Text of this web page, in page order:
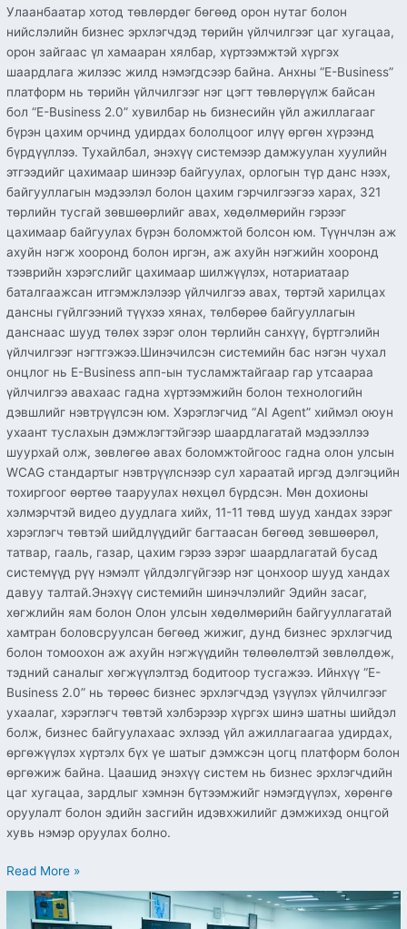
Улаанбаатар хотод төвлөрдөг бөгөөд орон нутаг болон
нийслэлийн бизнес эрхлэгчдэд төрийн үйлчилгээг цаг хугацаа,
орон зайгаас үл хамааран хялбар, хүртээмжтэй хүргэх
шаардлага жилээс жилд нэмэгдсээр байна.​ Анхны “E-Business”
платформ нь төрийн үйлчилгээг нэг цэгт төвлөрүүлж байсан
бол “E-Business 2.0” хувилбар нь бизнесийн үйл ажиллагааг
бүрэн цахим орчинд удирдах бололцоог илүү өргөн хүрээнд
бүрдүүллээ. Тухайлбал, энэхүү системээр дамжуулан хуулийн
этгээдийг цахимаар шинээр байгуулах, орлогын түр данс нээх,
байгууллагын мэдээлэл болон цахим гэрчилгээгээ харах, 321
төрлийн тусгай зөвшөөрлийг авах, хөдөлмөрийн гэрээг
цахимаар байгуулах бүрэн боломжтой болсон юм. Түүнчлэн аж
ахуйн нэгж хооронд болон иргэн, аж ахуйн нэгжийн хооронд
тээврийн хэрэгслийг цахимаар шилжүүлэх, нотариатаар
баталгаажсан итгэмжлэлээр үйлчилгээ авах, төртэй харилцах
дансны гүйлгээний түүхээ хянах, төлбөрөө байгууллагын
данснаас шууд төлөх зэрэг олон төрлийн санхүү, бүртгэлийн
үйлчилгээг нэгтгэжээ.​Шинэчилсэн системийн бас нэгэн чухал
онцлог нь E-Business апп-ын тусламжтайгаар гар утсаараа
үйлчилгээ авахаас гадна хүртээмжийн болон технологийн
дэвшлийг нэвтрүүлсэн юм. Хэрэглэгчид “AI Agent” хиймэл оюун
ухаант туслахын дэмжлэгтэйгээр шаардлагатай мэдээллээ
шуурхай олж, зөвлөгөө авах боломжтойгоос гадна олон улсын
WCAG стандартыг нэвтрүүлснээр сул хараатай иргэд дэлгэцийн
тохиргоог өөртөө тааруулах нөхцөл бүрдсэн. Мөн дохионы
хэлмэрчтэй видео дуудлага хийх, 11-11 төвд шууд хандах зэрэг
хэрэглэгч төвтэй шийдлүүдийг багтаасан бөгөөд зөвшөөрөл,
татвар, гааль, газар, цахим гэрээ зэрэг шаардлагатай бусад
системүүд рүү нэмэлт үйлдэлгүйгээр нэг цонхоор шууд хандах
давуу талтай.​Энэхүү системийн шинэчлэлийг Эдийн засаг,
хөгжлийн яам болон Олон улсын хөдөлмөрийн байгууллагатай
хамтран боловсруулсан бөгөөд жижиг, дунд бизнес эрхлэгчид
болон томоохон аж ахуйн нэгжүүдийн төлөөлөлтэй зөвлөлдөж,
тэдний саналыг хөгжүүлэлтэд бодитоор тусгажээ. Ийнхүү “E-
Business 2.0” нь төрөөс бизнес эрхлэгчдэд үзүүлэх үйлчилгээг
ухаалаг, хэрэглэгч төвтэй хэлбэрээр хүргэх шинэ шатны шийдэл
болж, бизнес байгуулахаас эхлээд үйл ажиллагаагаа удирдах,
өргөжүүлэх хүртэлх бүх үе шатыг дэмжсэн цогц платформ болон
өргөжиж байна. Цаашид энэхүү систем нь бизнес эрхлэгчдийн
цаг хугацаа, зардлыг хэмнэн бүтээмжийг нэмэгдүүлэх, хөрөнгө
оруулалт болон эдийн засгийн идэвхжилийг дэмжихэд онцгой
хувь нэмэр оруулах болно.
Read More »
Өгөгдлийн
тухай